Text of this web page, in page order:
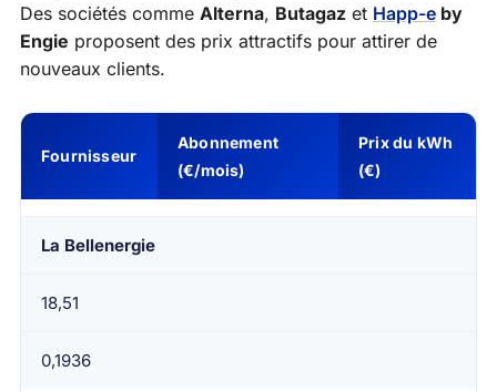
Des sociétés comme Alterna, Butagaz et Happ-e by
Engie proposent des prix attractifs pour attirer de
nouveaux clients.
Fournisseur
Abonnement
(€/mois)
Prix du kWh
(€)
La Bellenergie
18,51
0,1936